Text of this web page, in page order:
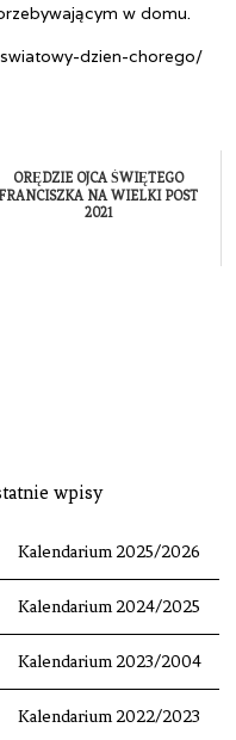
w domu.
dzien-chorego/
ORĘDZIE OJCA ŚWIĘTEGO
FRANCISZKA NA WIELKI POST
2021
wpisy
Kalendarium 2025/2026
Kalendarium 2024/2025
Kalendarium 2023/2004
Kalendarium 2022/2023